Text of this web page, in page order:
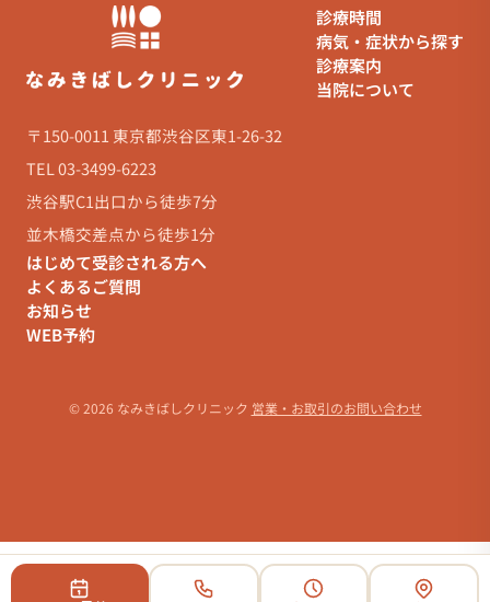
〒150-0011 東京都渋谷区東1-26-32
TEL 03-3499-6223
渋谷駅C1出口から徒歩7分
並木橋交差点から徒歩1分
診療時間
病気・症状から探す
診療案内
当院について
はじめて受診される方へ
よくあるご質問
お知らせ
WEB予約
© 2026 なみきばしクリニック 営業・お取引のお問い合わせ